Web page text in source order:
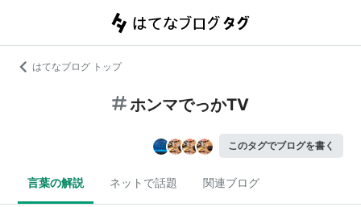
はてなブログ トップ
ホンマでっかTV
このタグでブログを書く
言葉の解説 ネットで話題 関連ブログ